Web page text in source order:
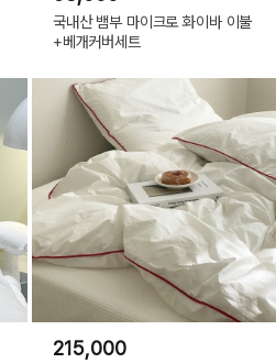
국내산 뱀부 마이크로 화이바 이불
+베개커버세트
215,000